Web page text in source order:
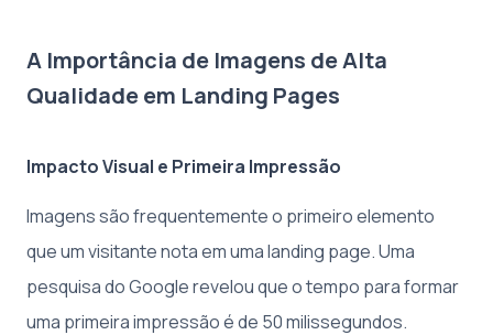
A Importância de Imagens de Alta
Qualidade em Landing Pages
Impacto Visual e Primeira Impressão
Imagens são frequentemente o primeiro elemento
que um visitante nota em uma landing page. Uma
pesquisa do Google revelou que o tempo para formar
uma primeira impressão é de 50 milissegundos.